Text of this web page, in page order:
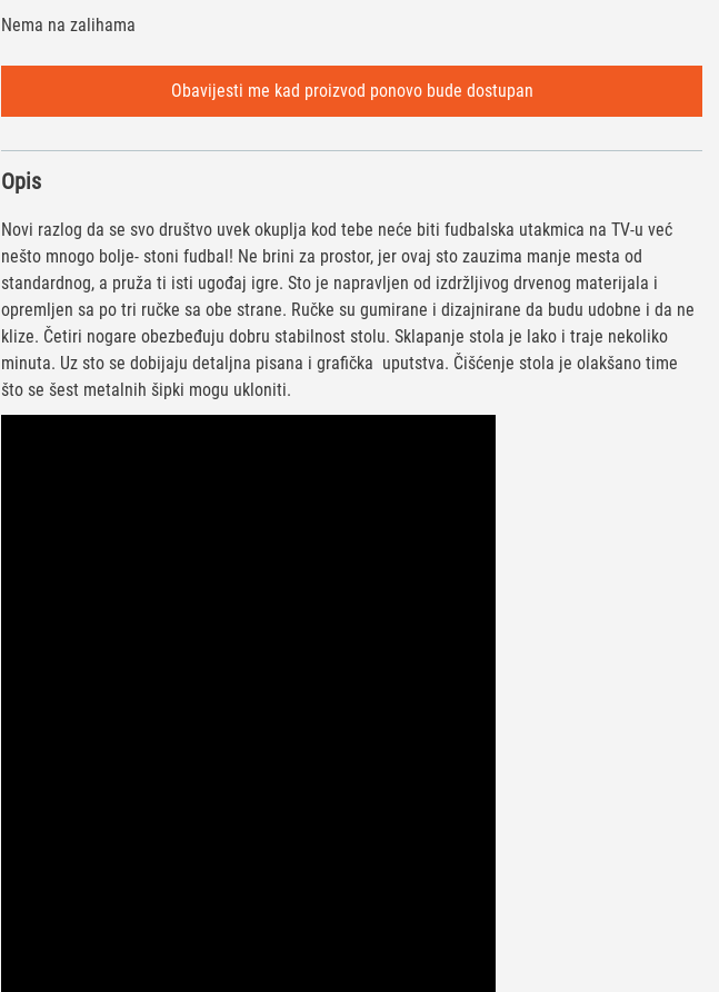
Nema na zalihama
Opis
Novi razlog da se svo društvo uvek okuplja kod tebe neće biti fudbalska utakmica na TV-u već
nešto mnogo bolje- stoni fudbal! Ne brini za prostor, jer ovaj sto zauzima manje mesta od
standardnog, a pruža ti isti ugođaj igre. Sto je napravljen od izdržljivog drvenog materijala i
opremljen sa po tri ručke sa obe strane. Ručke su gumirane i dizajnirane da budu udobne i da ne
klize. Četiri nogare obezbeđuju dobru stabilnost stolu. Sklapanje stola je lako i traje nekoliko
minuta. Uz sto se dobijaju detaljna pisana i grafička uputstva. Čišćenje stola je olakšano time
što se šest metalnih šipki mogu ukloniti.